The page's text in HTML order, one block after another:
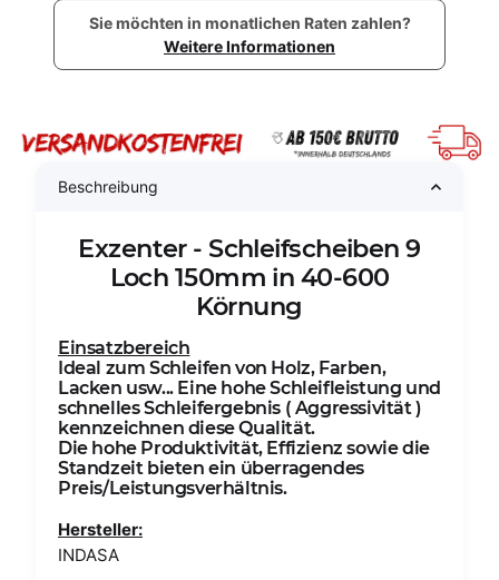
Sie möchten in monatlichen Raten zahlen?
Weitere Informationen
Beschreibung
Exzenter - Schleifscheiben 9
Loch 150mm in 40-600
Körnung
Einsatzbereich
Ideal zum Schleifen von Holz, Farben,
Lacken usw... Eine hohe Schleifleistung und
schnelles Schleifergebnis ( Aggressivität )
kennzeichnen diese Qualität.
Die hohe Produktivität, Effizienz sowie die
Standzeit bieten ein überragendes
Preis/Leistungsverhältnis.
Hersteller:
INDASA